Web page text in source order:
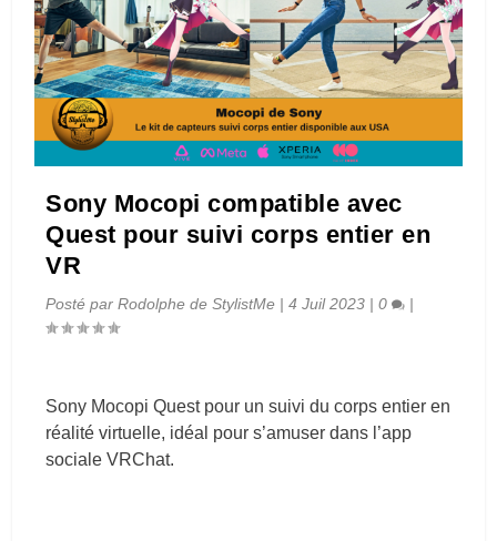
Sony Mocopi compatible avec
Quest pour suivi corps entier en
VR
Posté parRodolphe de StylistMe |4 Juil 2023 |0 |
Sony Mocopi Quest pour un suivi du corps entier en
réalité virtuelle, idéal pour s’amuser dans l’app
sociale VRChat.